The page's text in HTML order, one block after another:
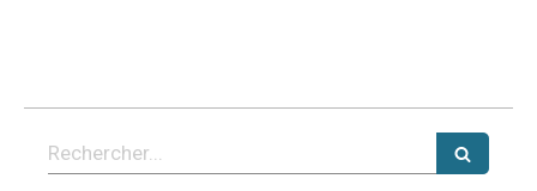
Rechercher